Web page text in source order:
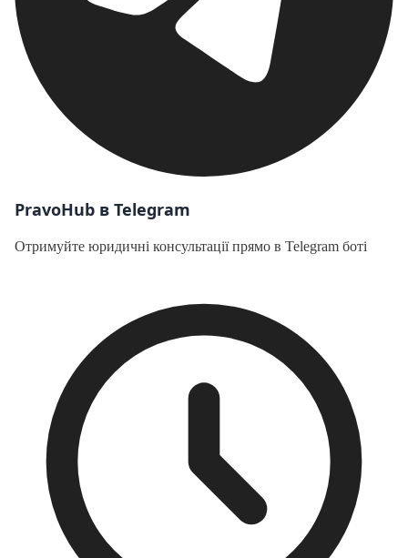
PravoHub в Telegram
Отримуйте юридичні консультації прямо в Telegram боті